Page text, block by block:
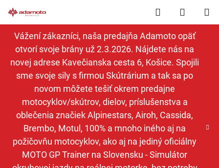
na
obsah
Vážení zákazníci, naša predajňa Adamoto opäť
otvorí svoje brány už 2.3.2026. Nájdete nás na
novej adrese Kavečianska cesta 6, Košice. Spojili
sme svoje sily s firmou Skútrárium a tak sa po
novom môžete tešiť okrem predajne
motocyklov/skútrov, dielov, príslušenstva a
oblečenia značiek Alpinestars, Airoh, Cassida,
Brembo, Motul, 100% a mnoho iného aj na
požičovňu motocyklov, ako aj na jediný oficiálny
MOTO GP Trainer na Slovensku - Simulátor
Hľadať
KOŠÍK